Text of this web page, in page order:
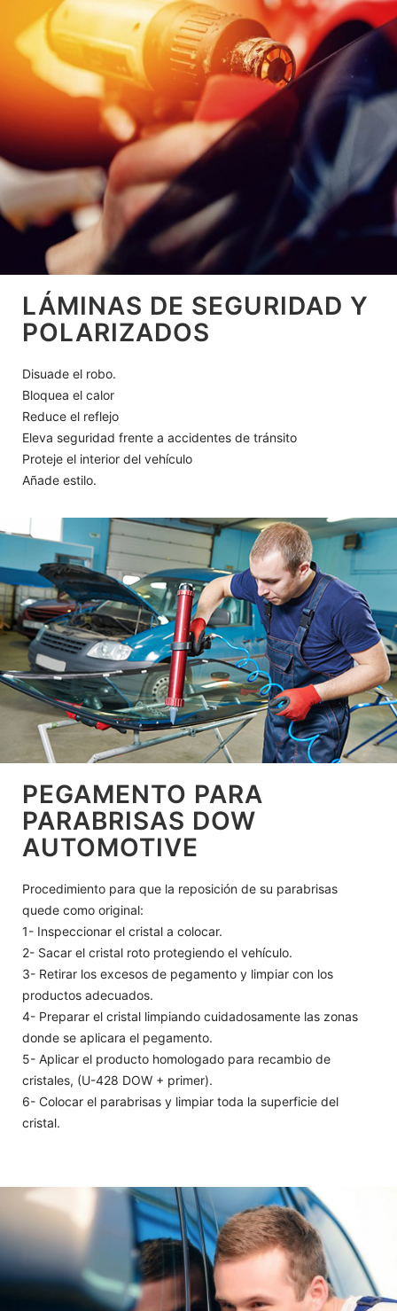
LÁMINAS DE SEGURIDAD Y
POLARIZADOS
Disuade el robo.
Bloquea el calor
Reduce el reflejo
Eleva seguridad frente a accidentes de tránsito
Proteje el interior del vehículo
Añade estilo.
PEGAMENTO PARA
PARABRISAS DOW
AUTOMOTIVE
Procedimiento para que la reposición de su parabrisas
quede como original:
1- Inspeccionar el cristal a colocar.
2- Sacar el cristal roto protegiendo el vehículo.
3- Retirar los excesos de pegamento y limpiar con los
productos adecuados.
4- Preparar el cristal limpiando cuidadosamente las zonas
donde se aplicara el pegamento.
5- Aplicar el producto homologado para recambio de
cristales, (U-428 DOW + primer).
6- Colocar el parabrisas y limpiar toda la superficie del
cristal.